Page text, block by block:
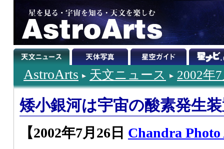
AstroArts 天文ニュース 2002年
矮小銀河は宇宙の酸素発生
【2002年7月26日 Chandra